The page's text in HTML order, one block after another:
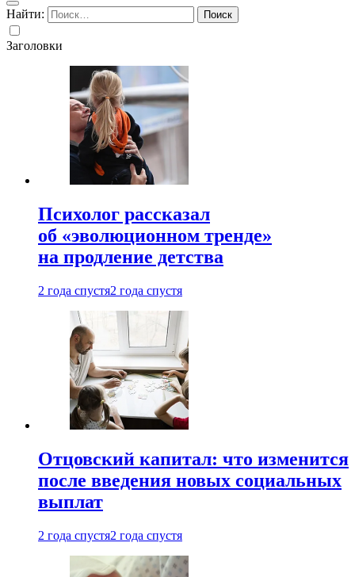
Найти:
Заголовки
Психолог рассказал
об «эволюционном тренде»
на продление детства
2 года спустя2 года спустя
Отцовский капитал: что изменится
после введения новых социальных
выплат
2 года спустя2 года спустя